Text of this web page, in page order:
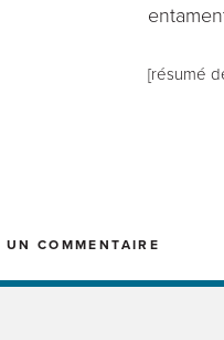
[résumé
UN COMMENTAIRE